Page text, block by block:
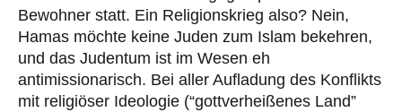
Bewohner statt. Ein Religionskrieg also? Nein,
Hamas möchte keine Juden zum Islam bekehren,
und das Judentum ist im Wesen eh
antimissionarisch. Bei aller Aufladung des Konflikts
mit religiöser Ideologie (“gottverheißenes Land”